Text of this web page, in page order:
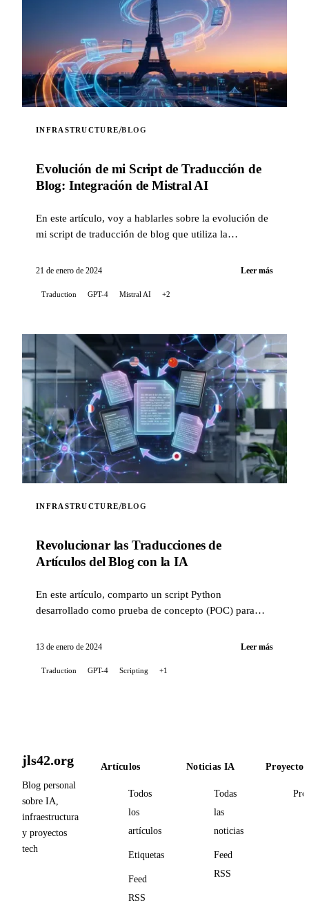
INFRASTRUCTURE/BLOG
Evolución de mi Script de Traducción de
Blog: Integración de Mistral AI
En este artículo, voy a hablarles sobre la evolución de
mi script de traducción de blog que utiliza la
tecnología Mistral AI...
21 de enero de 2024 Leer más
Traduction GPT-4 Mistral AI +2
INFRASTRUCTURE/BLOG
Revolucionar las Traducciones de
Artículos del Blog con la IA
En este artículo, comparto un script Python
desarrollado como prueba de concepto (POC) para
blog, utilizando el...
13 de enero de 2024 Leer más
Traduction GPT-4 Scripting +1
jls42.org
Blog personal
sobre IA,
infraestructura
y proyectos
tech
Artículos
Todos
los
artículos
Etiquetas
Feed
RSS
Noticias IA
Todas
las
noticias
Feed
RSS
Proyectos